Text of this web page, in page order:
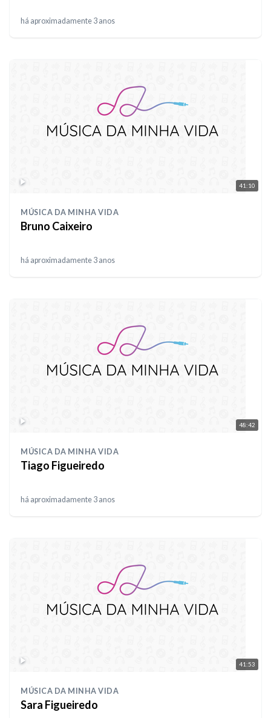
há aproximadamente 3 anos
41:10
MÚSICA DA MINHA VIDA
Bruno Caixeiro
há aproximadamente 3 anos
48:42
MÚSICA DA MINHA VIDA
Tiago Figueiredo
há aproximadamente 3 anos
41:53
MÚSICA DA MINHA VIDA
Sara Figueiredo